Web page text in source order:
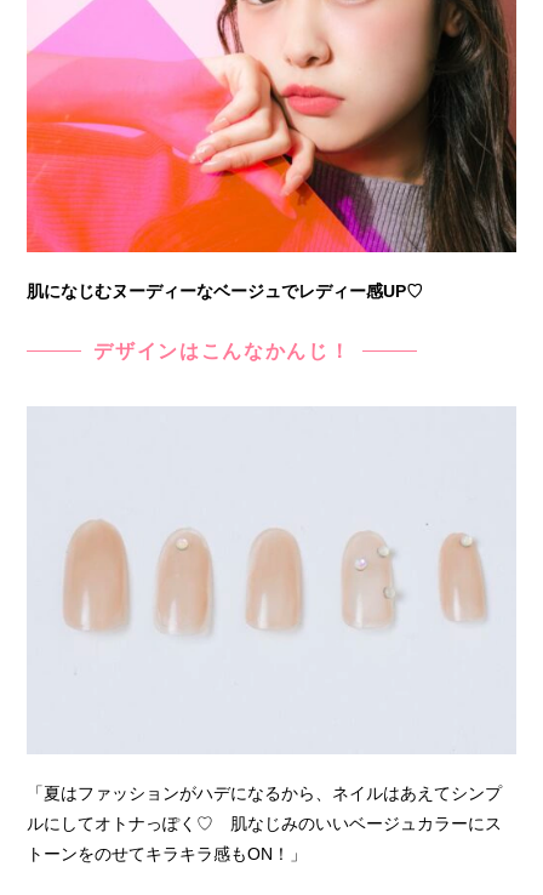
肌になじむヌーディーなベージュでレディー感UP♡
デザインはこんなかんじ！
「夏はファッションがハデになるから、ネイルはあえてシンプ
ルにしてオトナっぽく♡ 肌なじみのいいベージュカラーにス
トーンをのせてキラキラ感もON！」